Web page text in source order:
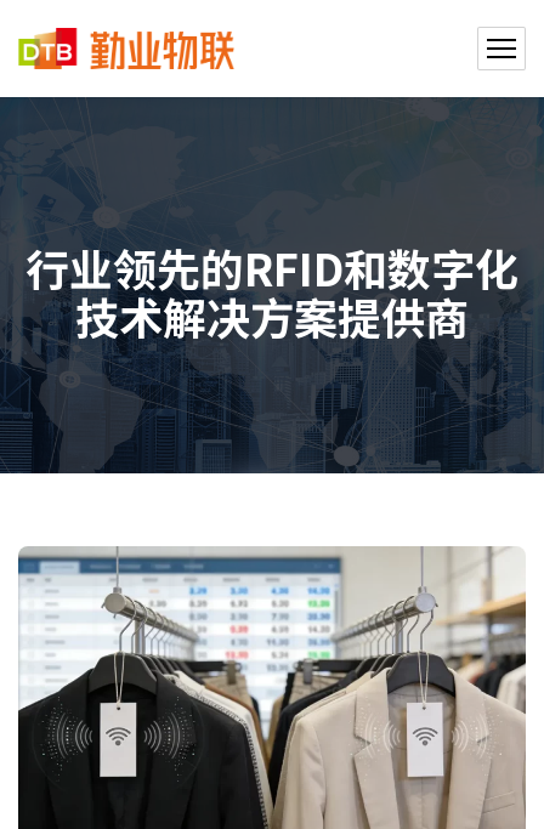
行业领先的RFID和数字化
技术解决方案提供商